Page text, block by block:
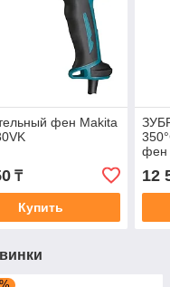
фен Makita
₸
Купить
фен
12